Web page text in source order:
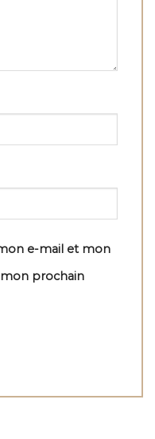
e-mail et mon
prochain